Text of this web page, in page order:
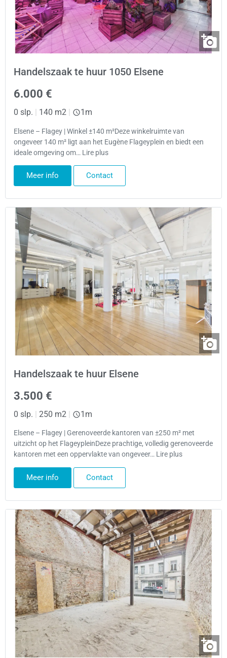
Handelszaak te huur 1050 Elsene
6.000 €
0 slp. 140 m2 1m
Elsene – Flagey | Winkel ±140 m²Deze winkelruimte van
ongeveer 140 m² ligt aan het Eugène Flageyplein en biedt een
ideale omgeving om… Lire plus
Meer info Contact
Handelszaak te huur Elsene
3.500 €
0 slp. | 250 m2 | 1m
Elsene – Flagey | Gerenoveerde kantoren van ±250 m² met
uitzicht op het FlageypleinDeze prachtige, volledig gerenoveerde
kantoren met een oppervlakte van ongeveer… Lire plus
Meer info Contact